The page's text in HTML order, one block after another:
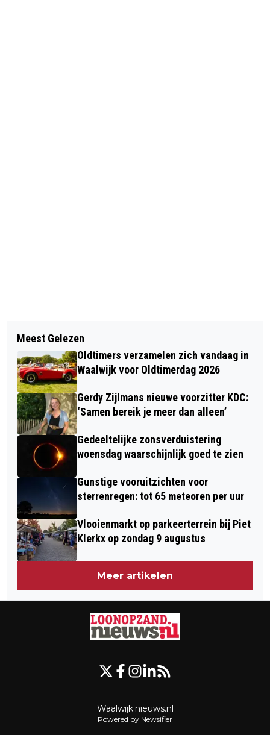
ZILVEREN ERESPELD VOOR MARCEL
VAN KUIJK
POLITIE RUKT UIT VOOR
'EXPLOSIEVEN' BIJ GEMAAL
GANSOYEN IN WAALWIJK
Meest Gelezen
Oldtimers verzamelen zich vandaag in
Waalwijk voor Oldtimerdag 2026
Gerdy Zijlmans nieuwe voorzitter KDC:
‘Samen bereik je meer dan alleen’
Gedeeltelijke zonsverduistering
woensdag waarschijnlijk goed te zien
Gunstige vooruitzichten voor
sterrenregen: tot 65 meteoren per uur
Vlooienmarkt op parkeerterrein bij Piet
Klerkx op zondag 9 augustus
Meer artikelen
Waalwijk.nieuws.nl
Powered by Newsifier